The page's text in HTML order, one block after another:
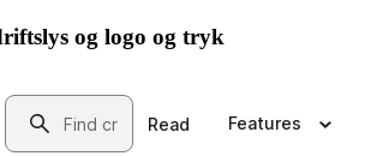
og logo og tryk